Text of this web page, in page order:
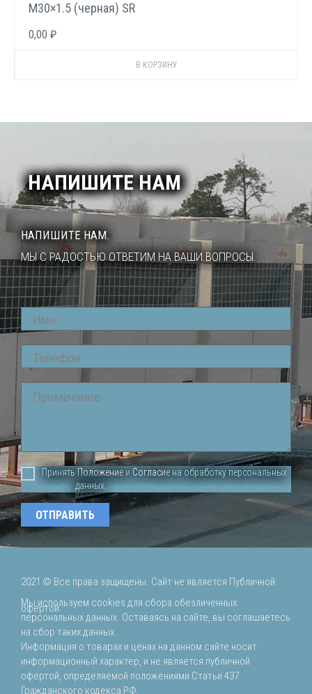
М30×1.5 (черная) SR
0,00 ₽
НАПИШИТЕ НАМ
НАПИШИТЕ НАМ.
МЫ С РАДОСТЬЮ ОТВЕТИМ НА ВАШИ ВОПРОСЫ.
Name
Phone
Comment
Принять Положение и Согласие на обработку персональных
данных.
2021 © Все права защищены. Сайт не является Публичной
офертой.
Мы используем cookies для сбора обезличенных
персональных данных. Оставаясь на сайте, вы соглашаетесь
на сбор таких данных.
Информация о товарах и ценах на данном сайте носит
информационный характер, и не является публичной
офертой, определяемой положениями Статьи 437
Гражданского кодекса РФ.